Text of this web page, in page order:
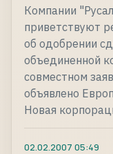
Компании
приветствуют
об одобрении
объединенной
совместном
объявлено
Новая
02.02.2007 05:49